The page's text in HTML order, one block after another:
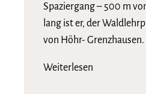
Spaziergang – 500 m
lang ist er, der
von Höhr-
Weiterlesen